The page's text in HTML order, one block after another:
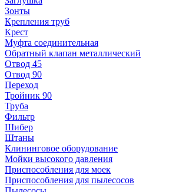
Зонты
Крепления труб
Крест
Муфта соединительная
Обратный клапан металлический
Отвод 45
Отвод 90
Переход
Тройник 90
Труба
Фильтр
Шибер
Штаны
Клининговое оборудование
Мойки высокого давления
Приспособления для моек
Приспособления для пылесосов